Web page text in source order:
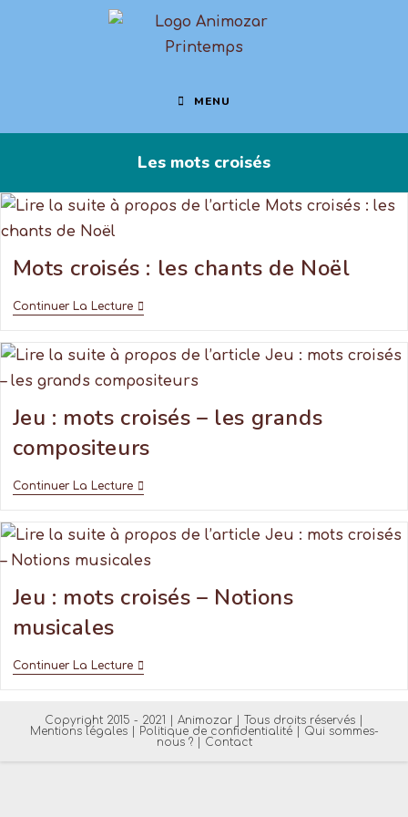
MENU
Les mots croisés
Mots croisés : les chants de Noël
Continuer La Lecture
Jeu : mots croisés – les grands
compositeurs
Continuer La Lecture
Jeu : mots croisés – Notions
musicales
Continuer La Lecture
Copyright 2015 - 2021 | Animozar | Tous droits réservés |
Mentions légales| Politique de confidentialité|
Qui sommes-
nous ?| Contact